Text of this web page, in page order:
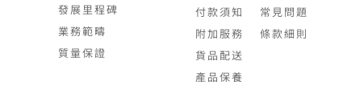
發展里程碑
業務範疇
質量保證
付款須知
附加服務
貨品配送
產品保養
常見問題
條款細則